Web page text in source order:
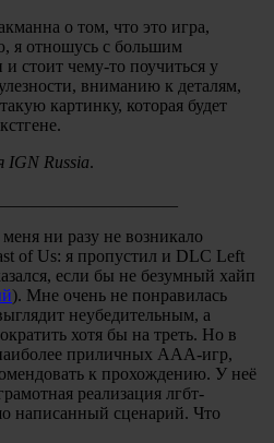
о том, что это игра,
я отношусь с большим
стоит чему-то поучиться у
вниманию к деталям,
картинку, которая будет
IGN Russia.
ни разу не возникало
of Us: я пропустил и DLC Left
если бы не безумный хайп
). Мне очень не понравилась
неубедительным, а
хотя бы на треть. Но в
приличных ААА-игр,
к прохождению. У неё
реализация лгбт-
написанный сценарий. Что